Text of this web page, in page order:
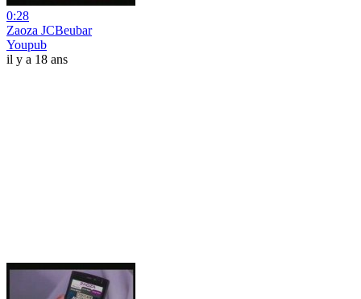
0:28
Zaoza JCBeubar
Youpub
il y a 18 ans